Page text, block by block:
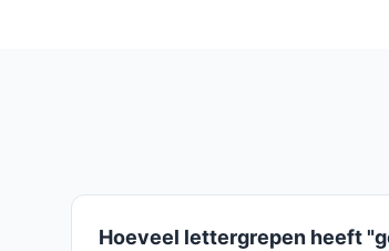
Hoeveel lettergrepen heeft